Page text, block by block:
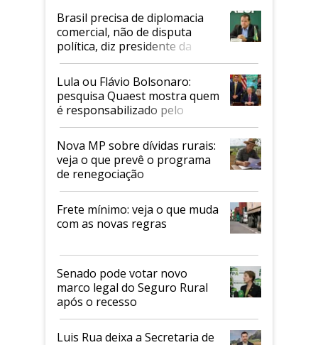
Brasil precisa de diplomacia
comercial, não de disputa
política, diz presidente da
Faesp
Lula ou Flávio Bolsonaro:
pesquisa Quaest mostra quem
é responsabilizado pelo
tarifaço dos EUA
Nova MP sobre dívidas rurais:
veja o que prevê o programa
de renegociação
Frete mínimo: veja o que muda
com as novas regras
Senado pode votar novo
marco legal do Seguro Rural
após o recesso
Luis Rua deixa a Secretaria de